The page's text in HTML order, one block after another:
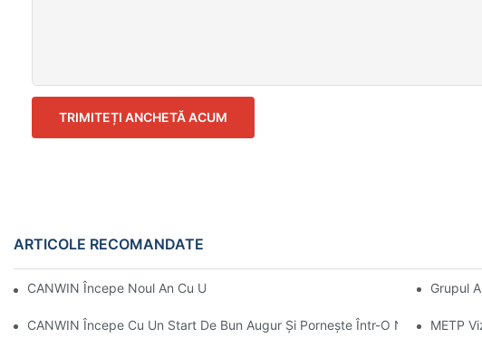
TRIMITEȚI ANCHETĂ ACUM
ARTICOLE RECOMANDATE
CANWIN Începe Noul An Cu Un Început Prosper! Grupul
CANWIN Începe Cu Un Start De Bun Augur Și Pornește Într-O Nouă METP